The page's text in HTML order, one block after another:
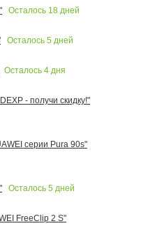
Осталось 18 дней
Осталось 5 дней
Осталось 4 дня
- получи скидку!"
серии Pura 90s"
Осталось 5 дней
FreeClip 2 S"